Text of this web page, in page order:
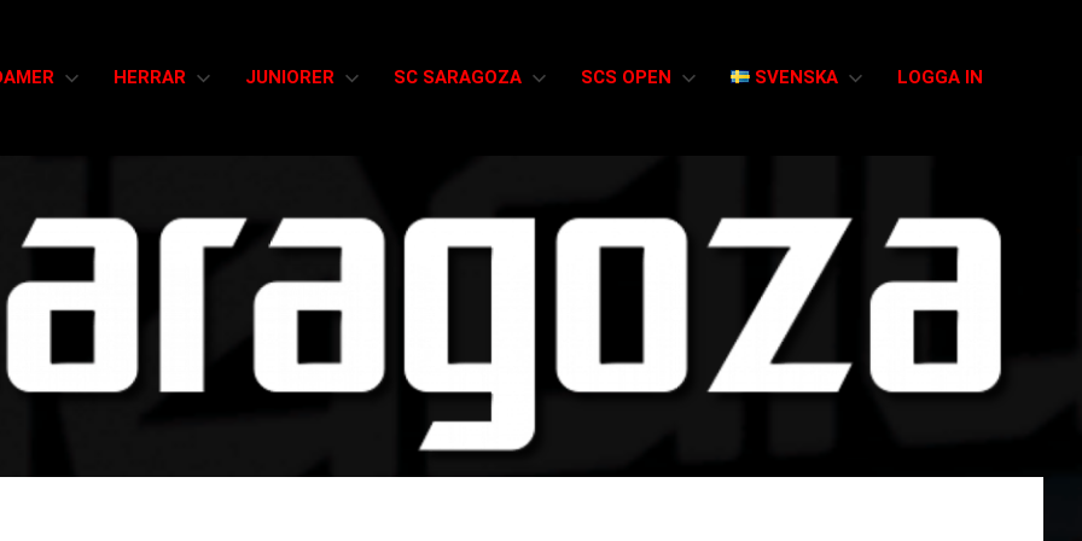
HERRAR JUNIORER SC SARAGOZA SCS OPEN SVENSKA LOGGA IN